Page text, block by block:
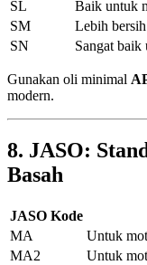
SL
Baik untuk
SM
Lebih
SN
Sangat
Gunakan oli minimal
modern.
8. JASO:
Basah
JASO Kode
MA
Untuk
MA2
Untuk